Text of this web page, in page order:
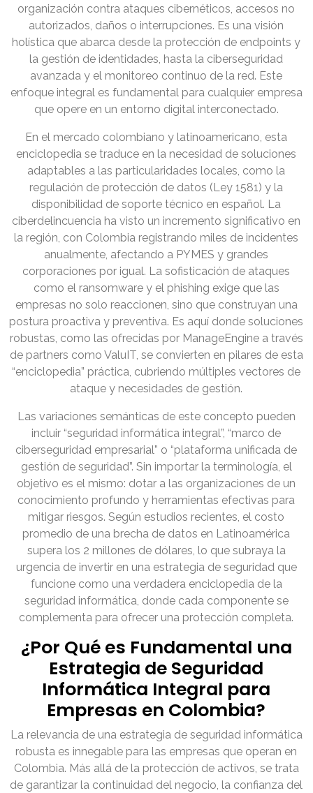
organización contra ataques cibernéticos, accesos no
autorizados, daños o interrupciones. Es una visión
holística que abarca desde la protección de endpoints y
la gestión de identidades, hasta la ciberseguridad
avanzada y el monitoreo continuo de la red. Este
enfoque integral es fundamental para cualquier empresa
que opere en un entorno digital interconectado.
En el mercado colombiano y latinoamericano, esta
enciclopedia se traduce en la necesidad de soluciones
adaptables a las particularidades locales, como la
regulación de protección de datos (Ley 1581) y la
disponibilidad de soporte técnico en español. La
ciberdelincuencia ha visto un incremento significativo en
la región, con Colombia registrando miles de incidentes
anualmente, afectando a PYMES y grandes
corporaciones por igual. La sofisticación de ataques
como el ransomware y el phishing exige que las
empresas no solo reaccionen, sino que construyan una
postura proactiva y preventiva. Es aquí donde soluciones
robustas, como las ofrecidas por ManageEngine a través
de partners como ValuIT, se convierten en pilares de esta
“enciclopedia” práctica, cubriendo múltiples vectores de
ataque y necesidades de gestión.
Las variaciones semánticas de este concepto pueden
incluir “seguridad informática integral”, “marco de
ciberseguridad empresarial” o “plataforma unificada de
gestión de seguridad”. Sin importar la terminología, el
objetivo es el mismo: dotar a las organizaciones de un
conocimiento profundo y herramientas efectivas para
mitigar riesgos. Según estudios recientes, el costo
promedio de una brecha de datos en Latinoamérica
supera los 2 millones de dólares, lo que subraya la
urgencia de invertir en una estrategia de seguridad que
funcione como una verdadera enciclopedia de la
seguridad informática, donde cada componente se
complementa para ofrecer una protección completa.
¿Por Qué es Fundamental una
Estrategia de Seguridad
Informática Integral para
Empresas en Colombia?
La relevancia de una estrategia de seguridad informática
robusta es innegable para las empresas que operan en
Colombia. Más allá de la protección de activos, se trata
de garantizar la continuidad del negocio, la confianza del